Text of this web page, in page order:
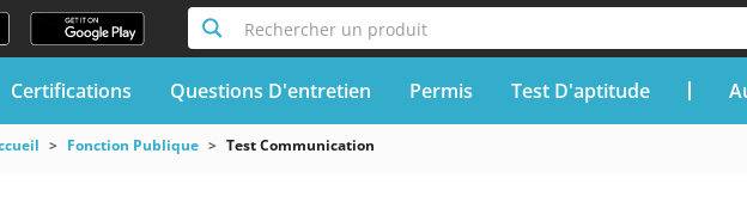
Rechercher un produit
Certifications Questions D'entretien Permis Test D'aptitude
Fonction Publique Test Communication